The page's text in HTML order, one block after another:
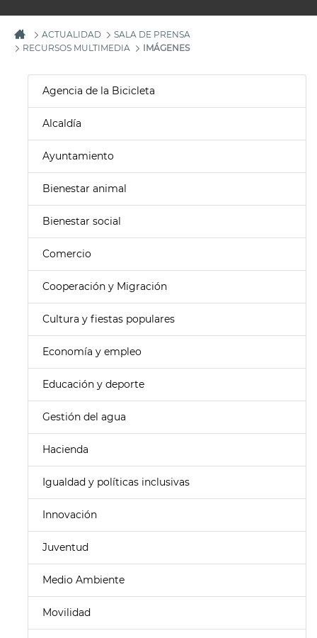
ACTUALIDAD
SALA DE PRENSA
RECURSOS MULTIMEDIA
IMÁGENES
Agencia de la Bicicleta
Alcaldía
Ayuntamiento
Bienestar animal
Bienestar social
Comercio
Cooperación y Migración
Cultura y fiestas populares
Economía y empleo
Educación y deporte
Gestión del agua
Hacienda
Igualdad y políticas inclusivas
Innovación
Juventud
Medio Ambiente
Movilidad